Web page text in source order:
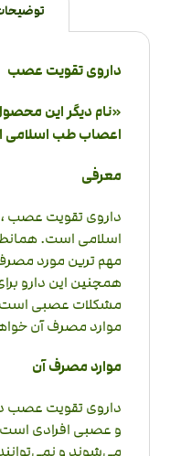
داروی تقویت عصب
«نام دیگر این
اعصاب طب
معرفی
داروی تقویت عصب
اسلامی است.
مهم ترین مورد
همچنین این دارو
مشکلات عصبی است
موارد مصرف آن
موارد مصرف آن
داروی تقویت عصب
و عصبی افرادی
می‌شوند و